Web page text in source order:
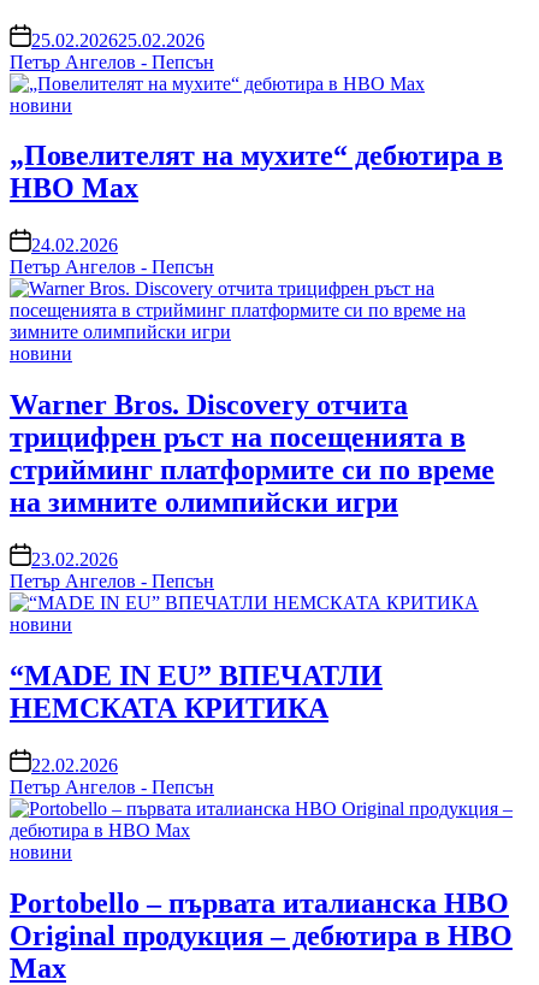
on 25.02.202625.02.2026
Петър Ангелов - Пепсън
Posted
новини
„Повелителят на мухите“ дебютира в
HBO Max
on 24.02.2026
Петър Ангелов - Пепсън
Posted
новини
Warner Bros. Discovery отчита
трицифрен ръст на посещенията в
стрийминг платформите си по време
на зимните олимпийски игри
on 23.02.2026
Петър Ангелов - Пепсън
Posted
новини
“MADE IN EU” ВПЕЧАТЛИ
НЕМСКАТА КРИТИКА
on 22.02.2026
Петър Ангелов - Пепсън
Posted
новини
Portobello – първата италианска HBO
Original продукция – дебютира в HBO
Max